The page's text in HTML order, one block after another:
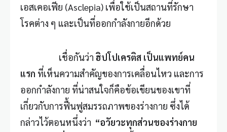
เอสเคอเฟีย (Asclepia) เพื่อใช้เป็นสถานที่รักษา
โรคต่าง ๆ และเป็นที่ออกกำลังกายอีกด้วย
เชื่อกันว่า ฮิปโปเครติส เป็นแพทย์คน
แรก ที่เห็นความสำคัญของการเคลื่อนไหว และการ
ออกกำลังกาย ที่น่าสนใจก็คือข้อเขียนของเขาที่
เกี่ยวกับการฟื้นฟูสมรรถภาพของร่างกาย ซึ่งได้
กล่าวไว้ตอนหนึ่งว่า “อวัยวะทุกส่วนของร่างกาย